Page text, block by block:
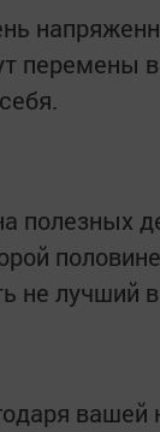
перемены
полезных
не лучший
вашей